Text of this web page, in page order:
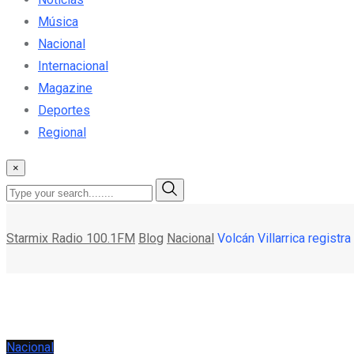
Música
Nacional
Internacional
Magazine
Deportes
Regional
×
Starmix Radio 100.1FM Blog Nacional Volcán Villarrica
Nacional